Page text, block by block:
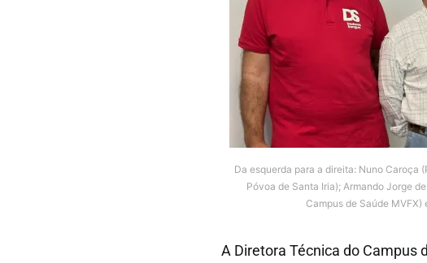
Da esquerda para a direita: Nuno Caroça
Póvoa de Santa Iria); Armando Jorge
Campus de Saúde MVFX)
A Diretora Técnica do Campus